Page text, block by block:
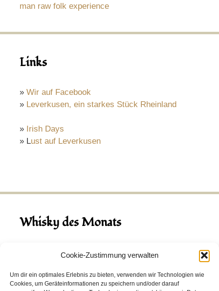
Cookie-Zustimmung verwalten
Um dir ein optimales Erlebnis zu bieten, verwenden wir Technologien wie
Cookies, um Geräteinformationen zu speichern und/oder darauf
man raw folk experience
Links
» Wir auf Facebook
» Leverkusen, ein starkes Stück Rheinland
» Irish Days
» Lust auf Leverkusen
Whisky des Monats
August 2026
Hinch Double Wood
Destillerie:Hinch(Irland)